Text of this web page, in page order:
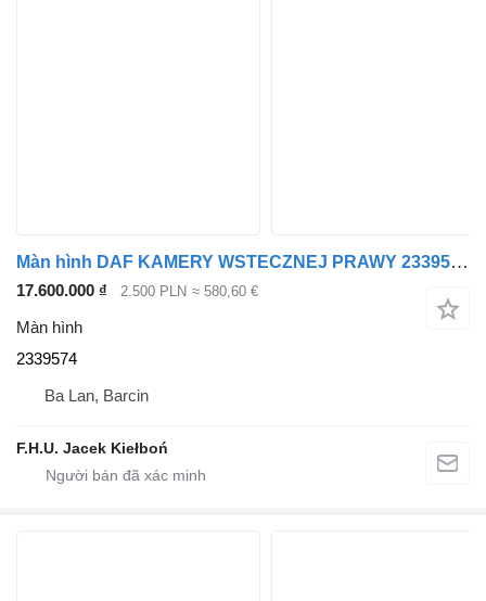
Màn hình DAF KAMERY WSTECZNEJ PRAWY 2339574 dành cho đầu kéo DAF XG
17.600.000 ₫ 2.500 PLN ≈ 580,60 €
Màn hình
2339574
Ba Lan, Barcin
F.H.U. Jacek Kiełboń